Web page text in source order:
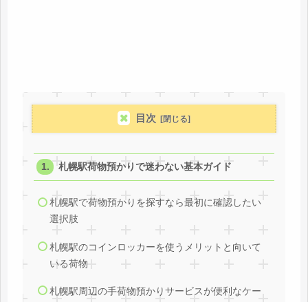
目次
札幌駅荷物預かりで迷わない基本ガイド
札幌駅で荷物預かりを探すなら最初に確認したい
選択肢
札幌駅のコインロッカーを使うメリットと向いて
いる荷物
札幌駅周辺の手荷物預かりサービスが便利なケー